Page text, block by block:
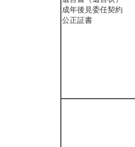
成年後見委任契約
公正証書